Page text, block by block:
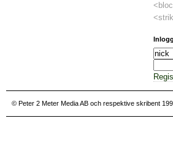
© Peter 2 Meter Media AB och respektive skribent